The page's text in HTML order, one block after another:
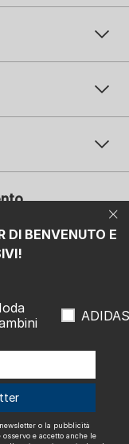
Iscrizione
la newsletter o la
con la presente
in qualsiasi momento
DI BENVENUTO E
ADIDAS
o la pubblicità
e accetto anche le